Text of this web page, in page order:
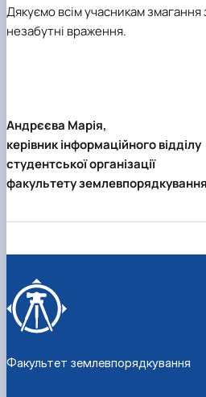
Дякуємо всім учасникам змагання
незабутні враження.
Андрєєва Марія,
керівник інформаційного відділу
студентської організації
факультету землевпорядкування
Факультет землевпорядкування